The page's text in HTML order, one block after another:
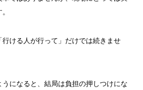
ける人が行って」だけでは続きませ
になると、結局は負担の押しつけにな